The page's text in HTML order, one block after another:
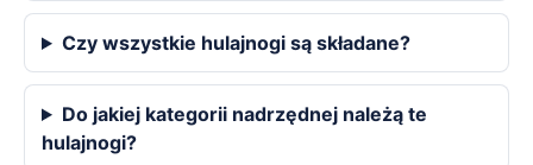
Czy wszystkie hulajnogi są składane?
Do jakiej kategorii nadrzędnej należą te
hulajnogi?